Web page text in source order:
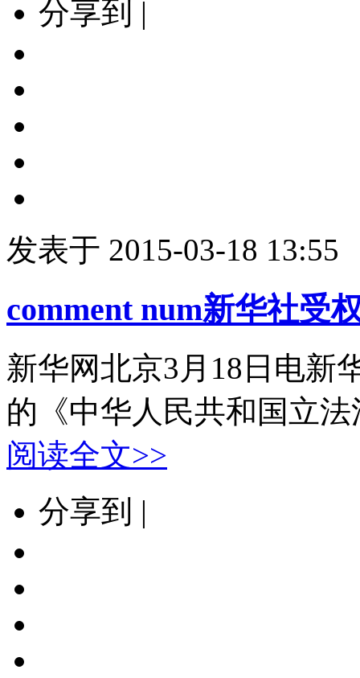
分享到 |
发表于 2015-03-18 13:55
comment num新华社受
新华网北京3月18日电新
的《中华人民共和国立
阅读全文>>
分享到 |